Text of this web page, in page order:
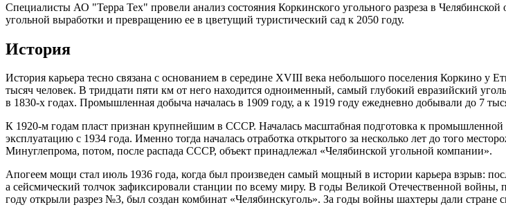
Специалисты АО "Терра Тех" провели анализ состояния Коркинского угольного разреза в Челябинской
угольной выработки и превращению ее в цветущий туристический сад к 2050 году.
История
История карьера тесно связана с основанием в середине XVIII века небольшого поселения Коркино у
тысяч человек. В тридцати пяти км от него находится одноименный, самый глубокий евразийский
в 1830-х годах. Промышленная добыча началась в 1909 году, а к 1919 году ежедневно добывали до 7
К 1920-м годам пласт признан крупнейшим в СССР. Началась масштабная подготовка к
эксплуатацию с 1934 года. Именно тогда началась отработка открытого за несколько лет до того
Минуглепрома, потом, после распада СССР, объект принадлежал «Челябинской угольной компании».
Апогеем мощи стал июль 1936 года, когда был произведен самый мощный в истории карьера взрыв:
а сейсмический толчок зафиксировали станции по всему миру. В годы Великой Отечественной войны,
году открыли разрез №3, был создан комбинат «Челябинскуголь». За годы войны шахтеры дали